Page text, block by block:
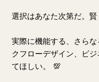
選択はあなた次第だ。賢
実際に機能する、さら
クフローデザイン、ビ
てほしい。 💯